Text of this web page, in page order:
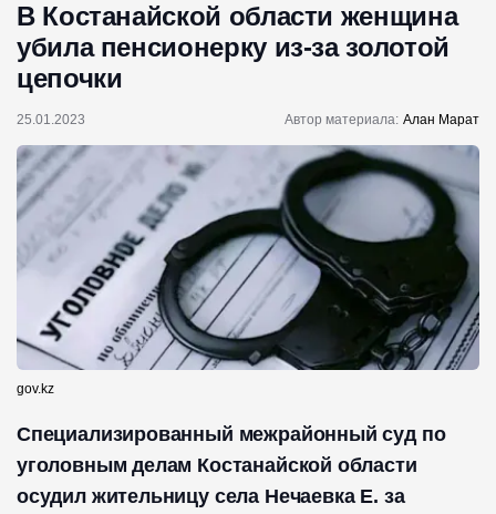
В Костанайской области женщина
убила пенсионерку из-за золотой
цепочки
25.01.2023 Автор материала: Алан Марат
gov.kz
Специализированный межрайонный суд по
уголовным делам Костанайской области
осудил жительницу села Нечаевка Е. за